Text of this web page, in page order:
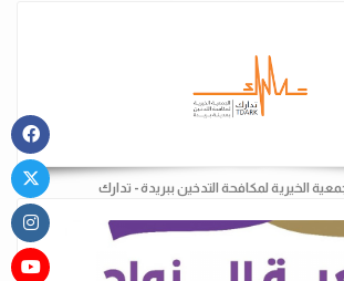
الخيرية لمكافحة التدخين ببريدة - تدارك